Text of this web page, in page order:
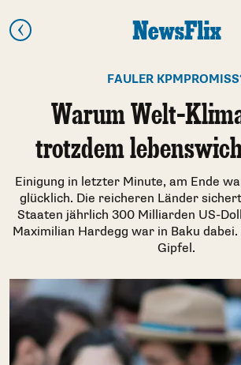
FAULER
Warum Welt-
trotzdem
Einigung in letzter Minute, am Ende
glücklich. Die reicheren Länder
Staaten jährlich 300 Milliarden US-
Maximilian Hardegg war in Baku
Gipfel.